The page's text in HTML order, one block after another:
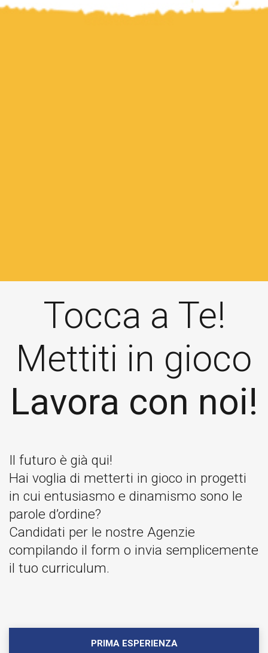
Tocca a Te!
Mettiti in gioco
Lavora con noi!
Il futuro è già qui!
Hai voglia di metterti in gioco in progetti
in cui entusiasmo e dinamismo sono le
parole d’ordine?
Candidati per le nostre Agenzie
compilando il form o invia semplicemente
il tuo curriculum.
PRIMA ESPERIENZA